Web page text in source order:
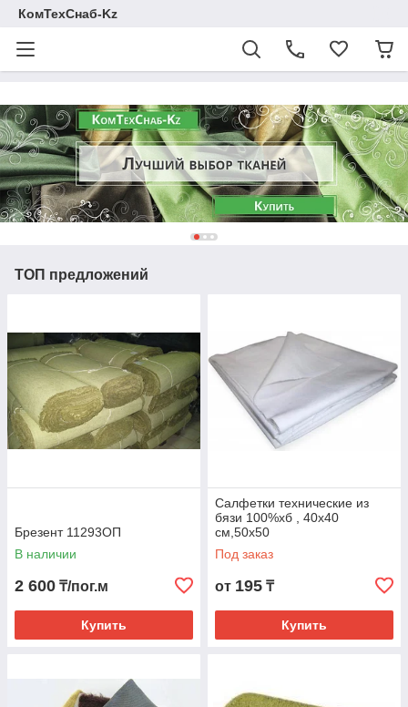
КомТехСнаб-Kz
ТОП предложений
Брезент 11293ОП
В наличии
2 600 ₸/пог.м
Купить
Салфетки технические из
бязи 100%хб , 40х40
см,50х50
Под заказ
от 195 ₸
Купить